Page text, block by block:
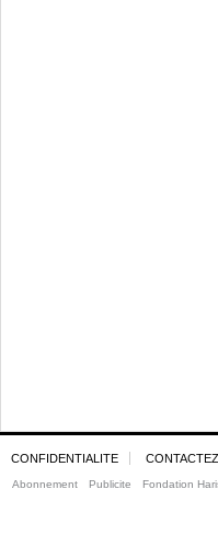
CONFIDENTIALITE
Abonnement Publicite Fondation